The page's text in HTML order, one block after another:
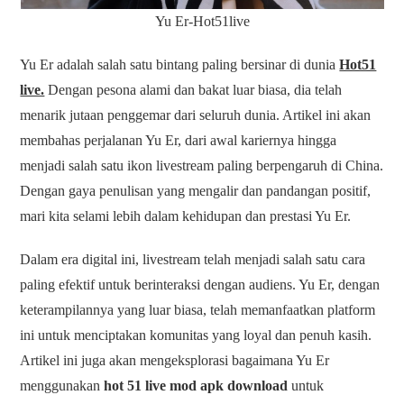
Yu Er-Hot51live
Yu Er adalah salah satu bintang paling bersinar di duniaHot51
live. Dengan pesona alami dan bakat luar biasa, dia telah
menarik jutaan penggemar dari seluruh dunia. Artikel ini akan
membahas perjalanan Yu Er, dari awal kariernya hingga
menjadi salah satu ikon livestream paling berpengaruh di China.
Dengan gaya penulisan yang mengalir dan pandangan positif,
mari kita selami lebih dalam kehidupan dan prestasi Yu Er.
Dalam era digital ini, livestream telah menjadi salah satu cara
paling efektif untuk berinteraksi dengan audiens. Yu Er, dengan
keterampilannya yang luar biasa, telah memanfaatkan platform
ini untuk menciptakan komunitas yang loyal dan penuh kasih.
Artikel ini juga akan mengeksplorasi bagaimana Yu Er
menggunakanhot 51 live mod apk download untuk